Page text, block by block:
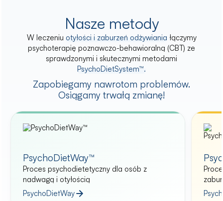
Nasze metody
W leczeniu otyłości i zaburzeń odżywiania łączymy
psychoterapię poznawczo-behawioralną (CBT) ze
sprawdzonymi i skutecznymi metodami
PsychoDietSystem™.
Zapobiegamy nawrotom problemów.
Osiągamy trwałą zmianę!
PsychoDietWay™
Proces psychodietetyczny dla osób z
nadwagą i otyłością
PsychoDietWay